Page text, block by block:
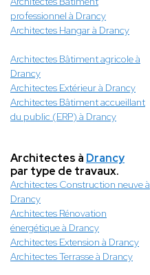
professionnel à Drancy
Architectes Hangar à Drancy
Architectes Bâtiment agricole à
Drancy
Architectes Extérieur à Drancy
Architectes Bâtiment accueillant
du public (ERP) à Drancy
Architectes à Drancy
par type de travaux.
Architectes Construction neuve à
Drancy
Architectes Rénovation
énergétique à Drancy
Architectes Extension à Drancy
Architectes Terrasse à Drancy